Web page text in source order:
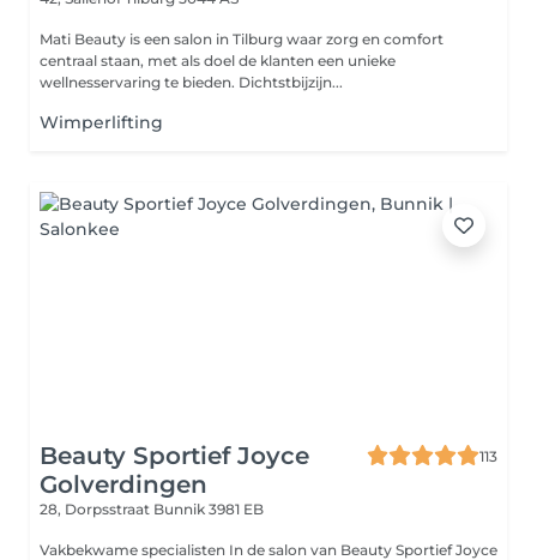
Mati Beauty is een salon in Tilburg waar zorg en comfort
centraal staan, met als doel de klanten een unieke
wellnesservaring te bieden. Dichtstbijzijn...
Wimperlifting
Beauty Sportief Joyce
Golverdingen
113
28, Dorpsstraat Bunnik 3981 EB
Vakbekwame specialisten In de salon van Beauty Sportief Joyce